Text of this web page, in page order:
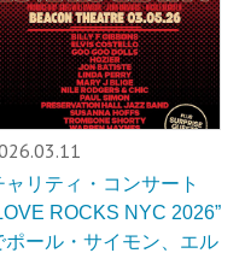
ャリティ・コンサート
ROCKS NYC 2026”
ポール・サイモン、エル